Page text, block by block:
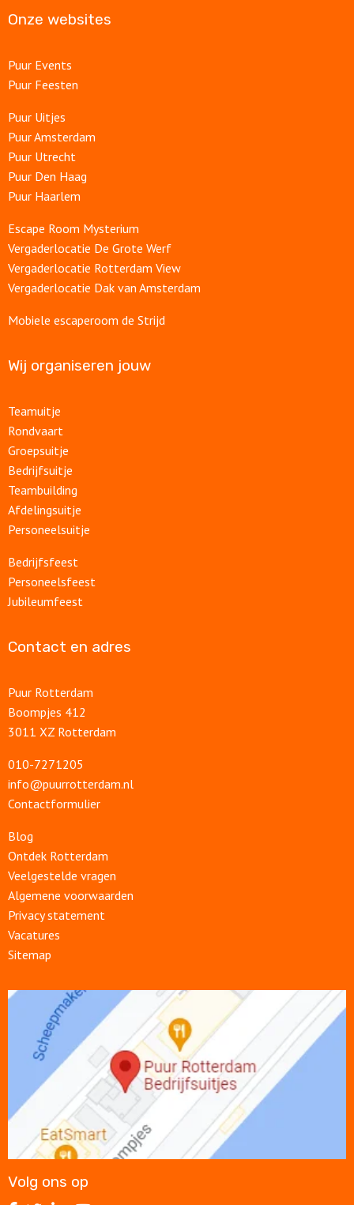
Onze websites
Puur Events
Puur Feesten
Puur Uitjes
Puur Amsterdam
Puur Utrecht
Puur Den Haag
Puur Haarlem
Escape Room Mysterium
Vergaderlocatie De Grote Werf
Vergaderlocatie Rotterdam View
Vergaderlocatie Dak van Amsterdam
Mobiele escaperoom de Strijd
Wij organiseren jouw
Teamuitje
Rondvaart
Groepsuitje
Bedrijfsuitje
Teambuilding
Afdelingsuitje
Personeelsuitje
Bedrijfsfeest
Personeelsfeest
Jubileumfeest
Contact en adres
Puur Rotterdam
Boompjes 412
3011 XZ Rotterdam
010-7271205
info@puurrotterdam.nl
Contactformulier
Blog
Ontdek Rotterdam
Veelgestelde vragen
Algemene voorwaarden
Privacy statement
Vacatures
Sitemap
Open
Volg ons op